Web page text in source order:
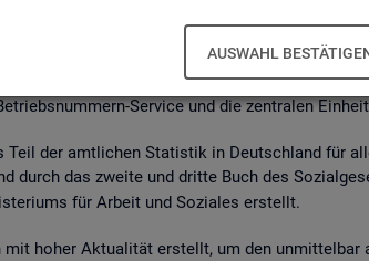
AUSWAHL
Über uns
für Ar­beit ist Teil der Bun­des­agen­tur für
Ser­vice und die zen­tra­len
der amt­li­chen Sta­tis­tik in Deutsch­land für
durch das zwei­te und drit­te Buch des
für Ar­beit und So­zia­les er­stellt.
hoher Ak­tua­li­tät er­stellt, um den